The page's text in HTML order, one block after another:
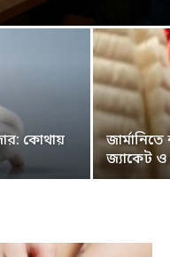
কোথায়
জ্যাকেট